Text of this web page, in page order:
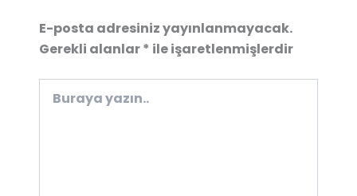
E-posta adresiniz yayınlanmayacak.
Gerekli alanlar* ile işaretlenmişlerdir
yazın..